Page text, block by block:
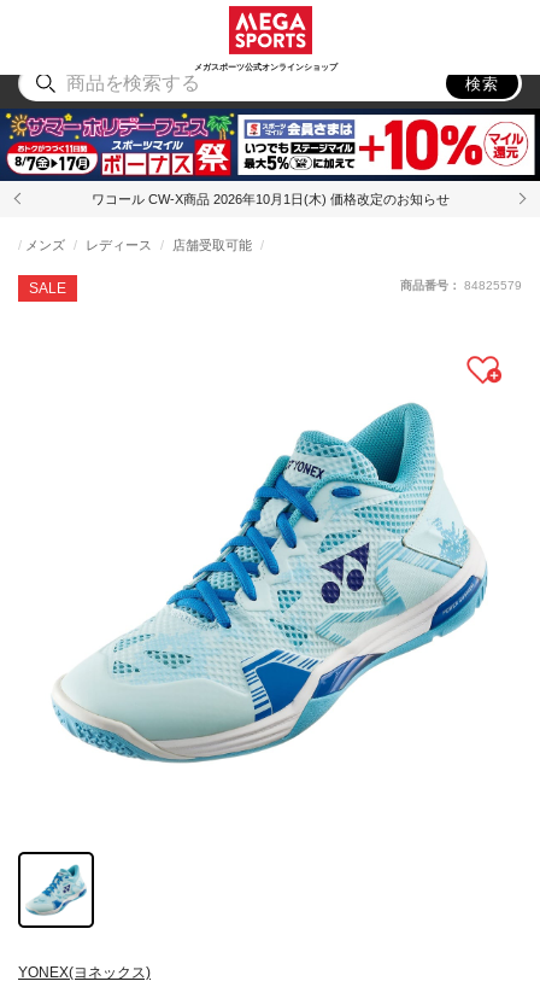
メガスポーツ公式オンラインショップ
アウトドア
検索
ワコール CW-X商品 2026年10月1日(木) 価格改定のお知らせ
YONEX(ヨネックス)
SALE
メンズ レディース 店舗受取可能
商品番号： 84825579